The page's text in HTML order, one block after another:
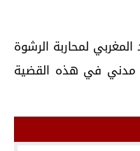
لمحاربة الرشوة
في هذه القضية